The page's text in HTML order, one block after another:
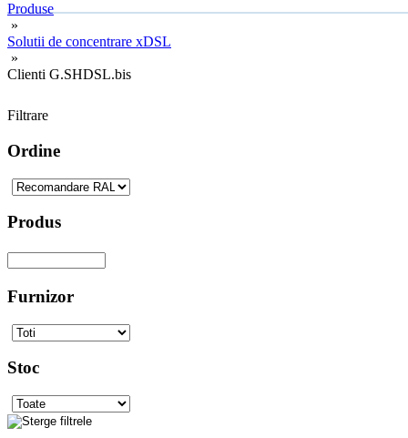
Produse
»
Solutii de concentrare xDSL
»
Clienti G.SHDSL.bis
Filtrare
Ordine
Produs
Furnizor
Stoc